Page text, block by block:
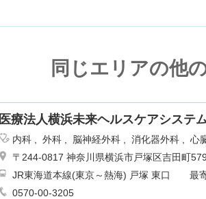
同じエリアの他
医療法人横浜未来ヘルスケアシステ
内科 外科 脳神経外科 消化器外科
心
皮膚科
泌尿器科 耳鼻咽喉科
リハビ
麻酔科
乳腺外科 循環器内科
〒244-0817 神奈川県横浜市戸塚区吉田町
JR東海道本線(東京～熱海) 戸塚 東口 最
送迎バスも運行あり 徒歩7分
0570-00-3205